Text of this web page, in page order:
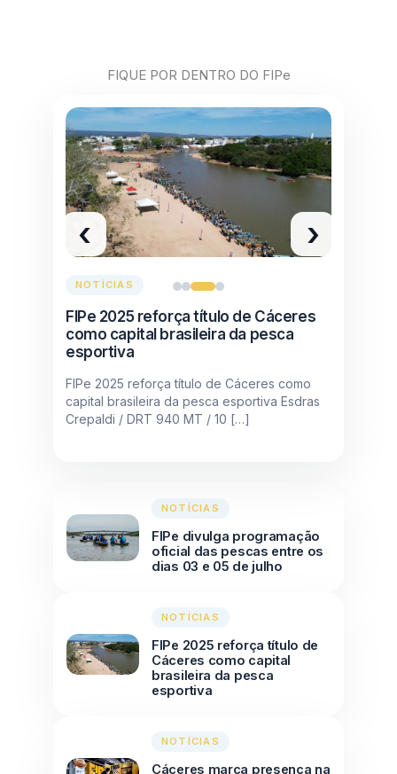
FIQUE POR DENTRO DO FIPe
NOTÍCIAS
FIPe 2025 reforça título de Cáceres
como capital brasileira da pesca
esportiva
FIPe 2025 reforça título de Cáceres como
capital brasileira da pesca esportiva Esdras
Crepaldi / DRT 940 MT / 10 […]
‹ ›
NOTÍCIAS
FIPe divulga programação
oficial das pescas entre os
dias 03 e 05 de julho
NOTÍCIAS
FIPe 2025 reforça título de
Cáceres como capital
brasileira da pesca
esportiva
NOTÍCIAS
Cáceres marca presença na